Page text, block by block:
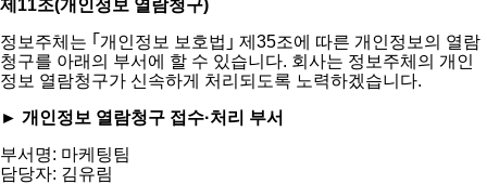
제11조(개인정보 열람청구)
정보주체는 ｢개인정보 보호법｣ 제35조에 따른 개인정보의 열람
청구를 아래의 부서에 할 수 있습니다. 회사는 정보주체의 개인
정보 열람청구가 신속하게 처리되도록 노력하겠습니다.
► 개인정보 열람청구 접수·처리 부서
부서명: 마케팅팀
담당자: 김유림